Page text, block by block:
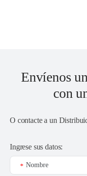
Envíenos
con
O contacte a un
Ingrese sus datos:
Nombre
*